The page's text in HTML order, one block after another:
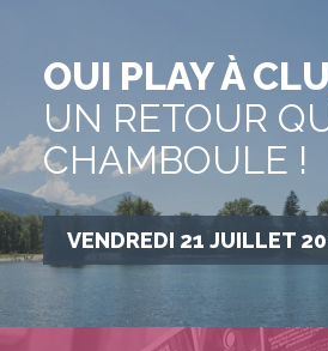
OUI PLAY À
UN RETOUR
CHAMBOULE !
VENDREDI 21 JUILLET